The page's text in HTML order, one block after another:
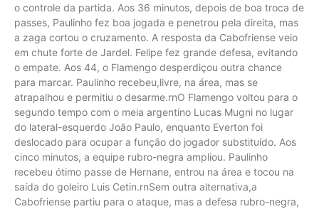
o controle da partida. Aos 36 minutos, depois de boa troca de
passes, Paulinho fez boa jogada e penetrou pela direita, mas
a zaga cortou o cruzamento. A resposta da Cabofriense veio
em chute forte de Jardel. Felipe fez grande defesa, evitando
o empate. Aos 44, o Flamengo desperdiçou outra chance
para marcar. Paulinho recebeu,livre, na área, mas se
atrapalhou e permitiu o desarme.rnO Flamengo voltou para o
segundo tempo com o meia argentino Lucas Mugni no lugar
do lateral-esquerdo João Paulo, enquanto Everton foi
deslocado para ocupar a função do jogador substituído. Aos
cinco minutos, a equipe rubro-negra ampliou. Paulinho
recebeu ótimo passe de Hernane, entrou na área e tocou na
saída do goleiro Luis Cetin.rnSem outra alternativa,a
Cabofriense partiu para o ataque, mas a defesa rubro-negra,